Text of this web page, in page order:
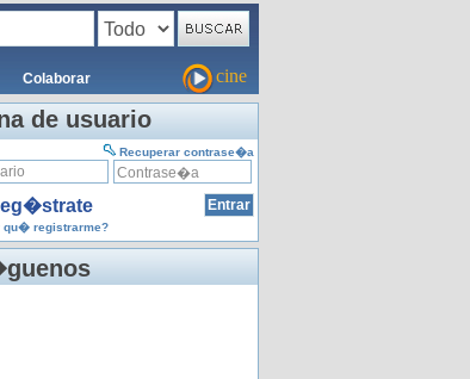
Colaborar cine
de usuario
Recuperar contrase�a
registrarme?